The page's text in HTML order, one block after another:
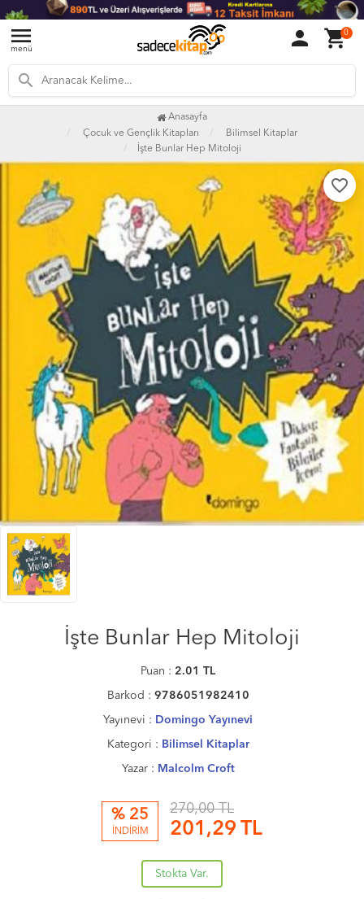
menu
menü person shopping_cart0
search
Anasayfa
Çocuk ve Gençlik Kitapları
Bilimsel Kitaplar
İşte Bunlar Hep Mitoloji
favorite_border
İşte Bunlar Hep Mitoloji
Puan : 2.01 TL
Barkod : 9786051982410
Yayınevi : Domingo Yayınevi
Kategori : Bilimsel Kitaplar
Yazar : Malcolm Croft
% 25
İNDİRİM
270,00 TL
201,29 TL
Stokta Var.